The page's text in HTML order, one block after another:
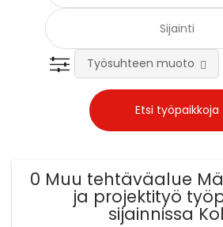
Työsuhteen muoto
0 Muu tehtäväalue
ja projektityö
sijainnissa